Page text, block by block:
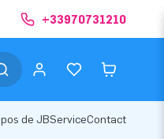
+33970731210
de JBServiceContact